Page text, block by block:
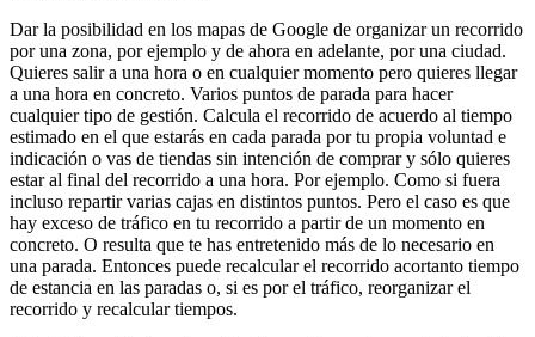
Dar la posibilidad en los mapas de Google de organizar un recorrido
por una zona, por ejemplo y de ahora en adelante, por una ciudad.
Quieres salir a una hora o en cualquier momento pero quieres llegar
a una hora en concreto. Varios puntos de parada para hacer
cualquier tipo de gestión. Calcula el recorrido de acuerdo al tiempo
estimado en el que estarás en cada parada por tu propia voluntad e
indicación o vas de tiendas sin intención de comprar y sólo quieres
estar al final del recorrido a una hora. Por ejemplo. Como si fuera
incluso repartir varias cajas en distintos puntos. Pero el caso es que
hay exceso de tráfico en tu recorrido a partir de un momento en
concreto. O resulta que te has entretenido más de lo necesario en
una parada. Entonces puede recalcular el recorrido acortanto tiempo
de estancia en las paradas o, si es por el tráfico, reorganizar el
recorrido y recalcular tiempos.